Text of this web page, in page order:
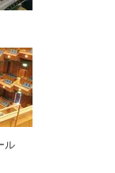
ル